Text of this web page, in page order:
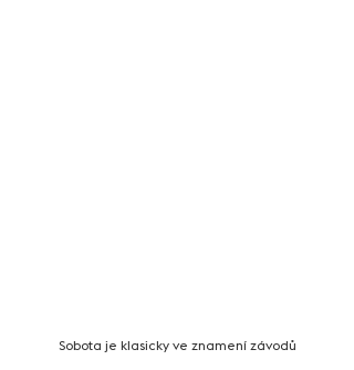
Sobota je klasicky ve znamení závodů